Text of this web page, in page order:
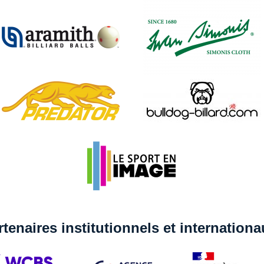
institutionnels et